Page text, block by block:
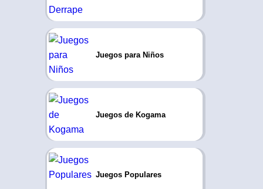
Juegos para Niños
Juegos de Kogama
Juegos Populares